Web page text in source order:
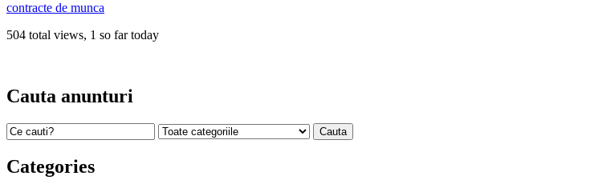
contracte de munca
504 total views, 1 so far today
Cauta anunturi
Categories